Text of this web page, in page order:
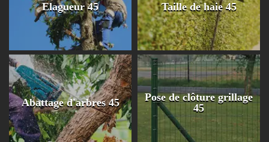
Elagueur 45 Taille de haie 45
Abattage d'arbres 45
Pose de clôture grillage
45